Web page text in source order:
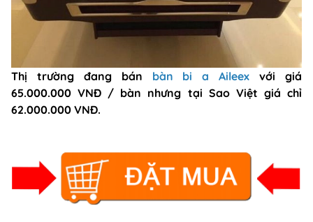
Thị trường đang bán bàn bi a Aileex với giá
65.000.000 VNĐ / bàn nhưng tại Sao Việt giá chỉ
62.000.000 VNĐ.